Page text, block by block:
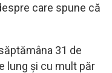
care spune că
31 de
lung și cu mult păr